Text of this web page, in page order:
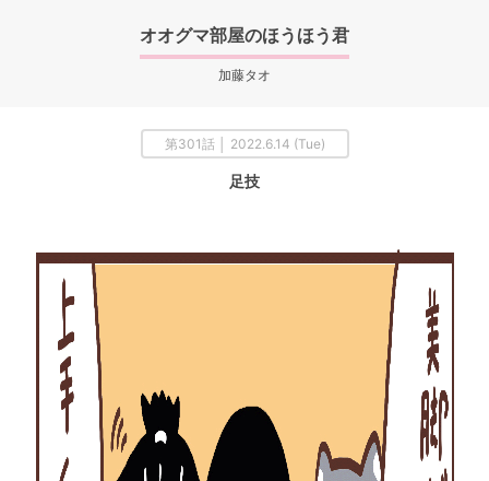
オオグマ部屋のほうほう君
加藤タオ
第301話 │ 2022.6.14 (Tue)
足技